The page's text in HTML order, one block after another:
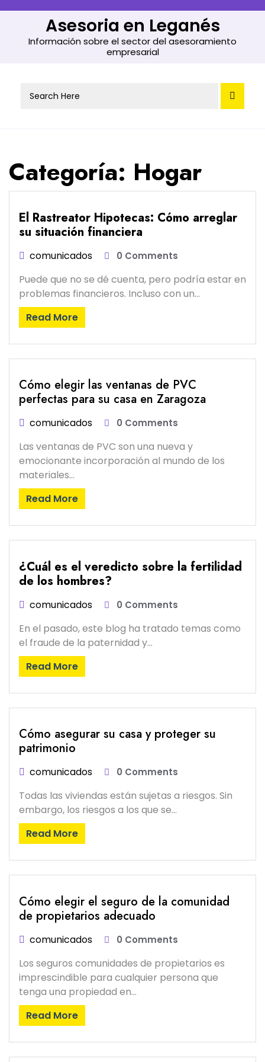
content
Asesoria en Leganés
Información sobre el sector del asesoramiento
empresarial
for:
Categoría: Hogar
El Rastreator Hipotecas: Cómo arreglar
su situación financiera
comunicados 0 Comments
Puede que no se dé cuenta, pero podría estar en
problemas financieros. Incluso con un…
Read More
Cómo elegir las ventanas de PVC
perfectas para su casa en Zaragoza
comunicados 0 Comments
Las ventanas de PVC son una nueva y
emocionante incorporación al mundo de los
materiales…
Read More
¿Cuál es el veredicto sobre la fertilidad
de los hombres?
comunicados 0 Comments
En el pasado, este blog ha tratado temas como
el fraude de la paternidad y…
Read More
Cómo asegurar su casa y proteger su
patrimonio
comunicados 0 Comments
Todas las viviendas están sujetas a riesgos. Sin
embargo, los riesgos a los que se…
Read More
Cómo elegir el seguro de la comunidad
de propietarios adecuado
comunicados 0 Comments
Los seguros comunidades de propietarios es
imprescindible para cualquier persona que
tenga una propiedad en…
Read More